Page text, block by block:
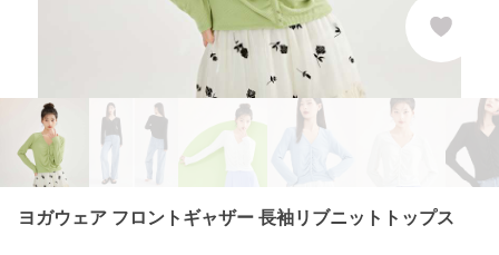
ヨガウェア フロントギャザー 長袖リブニットトップス